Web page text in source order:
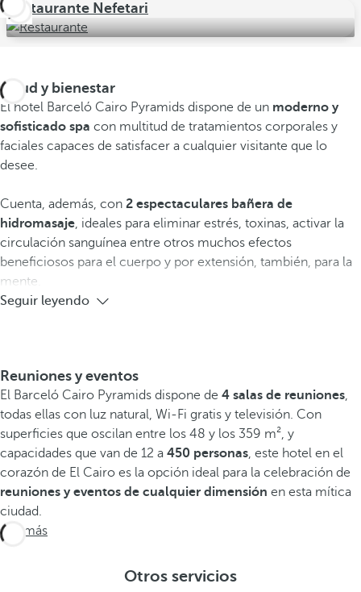
Restaurante Nefetari
Salud y bienestar
El hotel Barceló Cairo Pyramids dispone de un moderno y
sofisticado spa con multitud de tratamientos corporales y
faciales capaces de satisfacer a cualquier visitante que lo
desee.
Cuenta, además, con 2 espectaculares bañera de
hidromasaje, ideales para eliminar estrés, toxinas, activar la
circulación sanguínea entre otros muchos efectos
beneficiosos para el cuerpo y por extensión, también, para la
mente.
Seguir leyendo
Reuniones y eventos
El Barceló Cairo Pyramids dispone de 4 salas de reuniones,
todas ellas con luz natural, Wi-Fi gratis y televisión. Con
superficies que oscilan entre los 48 y los 359 m², y
capacidades que van de 12 a 450 personas, este hotel en el
corazón de El Cairo es la opción ideal para la celebración de
reuniones y eventos de cualquier dimensión en esta mítica
ciudad.
Ver más
Otros servicios